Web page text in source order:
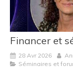
28 Avr 2026
Séminaires et